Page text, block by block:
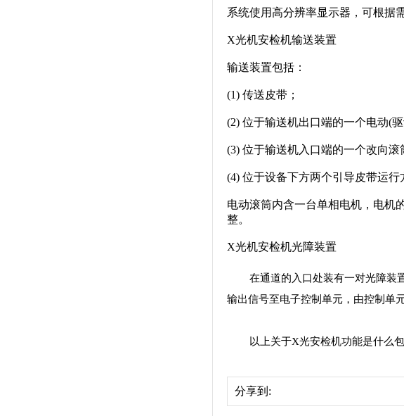
系统使用高分辨率显示器，可根据
X光机安检机输送装置
输送装置包括：
(1) 传送皮带；
(2) 位于输送机出口端的一个电动(驱
(3) 位于输送机入口端的一个改向滚
(4) 位于设备下方两个引导皮带运行
电动滚筒内含一台单相电机，电机
整。
X光机安检机光障装置
在通道的入口处装有一对光障装
输出信号至电子控制单元，由控制单
以上关于X光安检机功能是什么
分享到: